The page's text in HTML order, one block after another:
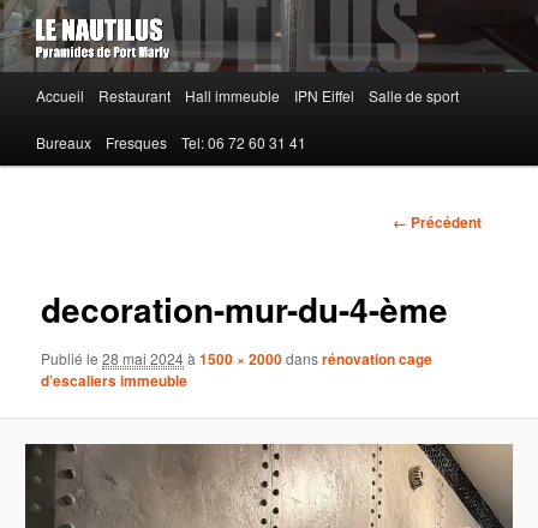
principal
Accueil Restaurant Hall immeuble IPN Eiffel Salle de sport
Bureaux Fresques Tel: 06 72 60 31 41
Navigation
← Précédent
decoration-mur-du-4-ème
Publié le28 mai 2024à1500 × 2000dansrénovation cage
d’escaliers immeuble